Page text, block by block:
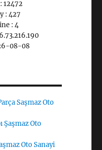
12472
: 427
: 4
08-08
Saşmaz Oto
Şaşmaz Oto
Oto Sanayi